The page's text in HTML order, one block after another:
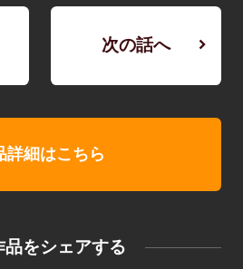
次の話へ
詳細はこちら
品をシェアする